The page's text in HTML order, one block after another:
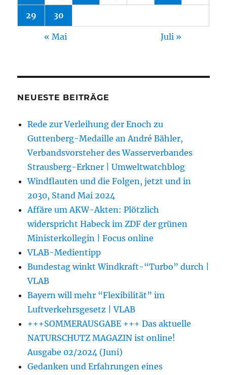
29 30
« Mai Juli »
NEUESTE BEITRÄGE
Rede zur Verleihung der Enoch zu
Guttenberg-Medaille an André Bähler,
Verbandsvorsteher des Wasserverbandes
Strausberg-Erkner | Umweltwatchblog
Windflauten und die Folgen, jetzt und in
2030, Stand Mai 2024
Affäre um AKW-Akten: Plötzlich
widerspricht Habeck im ZDF der grünen
Ministerkollegin | Focus online
VLAB-Medientipp
Bundestag winkt Windkraft-“Turbo” durch |
VLAB
Bayern will mehr “Flexibilität” im
Luftverkehrsgesetz | VLAB
+++SOMMERAUSGABE +++ Das aktuelle
NATURSCHUTZ MAGAZIN ist online!
Ausgabe 02/2024 (Juni)
Gedanken und Erfahrungen eines